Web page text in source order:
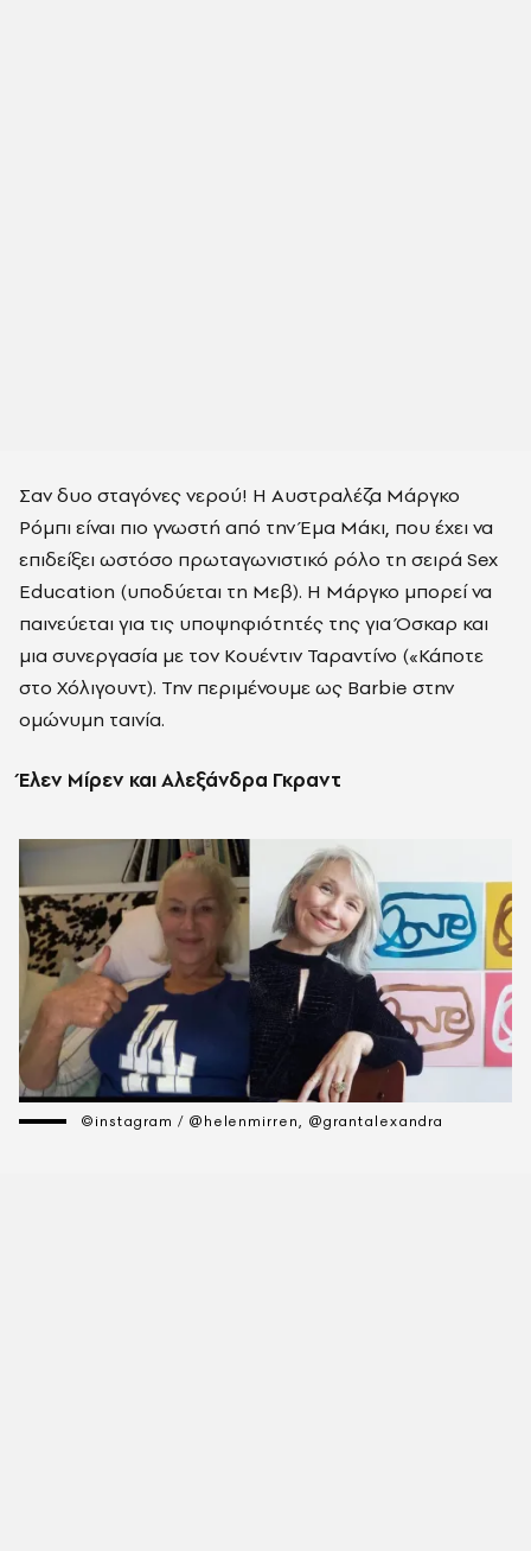
Σαν δυο σταγόνες νερού! Η Αυστραλέζα Μάργκο
Ρόμπι είναι πιο γνωστή από την Έμα Μάκι, που έχει να
επιδείξει ωστόσο πρωταγωνιστικό ρόλο τη σειρά Sex
Education (υποδύεται τη Μεβ). Η Μάργκο μπορεί να
παινεύεται για τις υποψηφιότητές της για Όσκαρ και
μια συνεργασία με τον Κουέντιν Ταραντίνο («Κάποτε
στο Χόλιγουντ). Την περιμένουμε ως Barbie στην
ομώνυμη ταινία.
Έλεν Μίρεν και Αλεξάνδρα Γκραντ
©instagram / @helenmirren, @grantalexandra